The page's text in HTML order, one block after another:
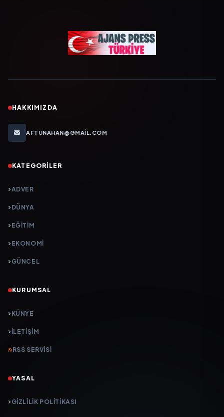
HAKKIMIZDA
AFTUNAHAN@GMAIL.COM
KATEGORILER
ADVER
DÜNYA
EĞİTİM
EKONOMİ
GÜNCEL
KURUMSAL
KÜNYE
İLETIŞIM
RSS SERVISI
YASAL
GIZLILIK POLITIKASI